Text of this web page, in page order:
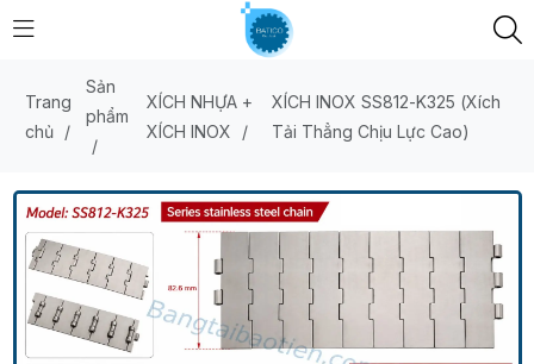
Trang
chủ
/
Sản
phẩm
/
XÍCH NHỰA +
XÍCH INOX
/
XÍCH INOX SS812-K325 (Xích
Tải Thẳng Chịu Lực Cao)